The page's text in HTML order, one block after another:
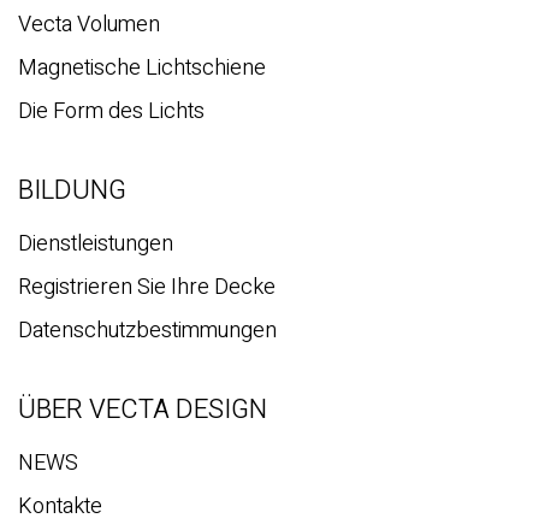
Vecta Volumen
Magnetische Lichtschiene
Die Form des Lichts
BILDUNG
Dienstleistungen
Registrieren Sie Ihre Decke
Datenschutzbestimmungen
ÜBER VECTA DESIGN
NEWS
Kontakte